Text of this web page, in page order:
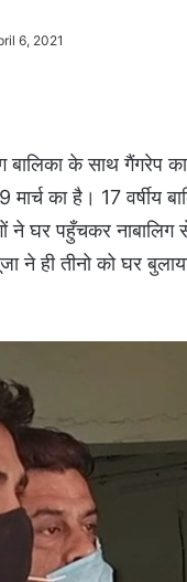
6, 2021
बालिका के साथ गैंगरेप
का है। 17 वर्षीय
घर पहुँचकर नाबालिग
ने ही तीनो को घर